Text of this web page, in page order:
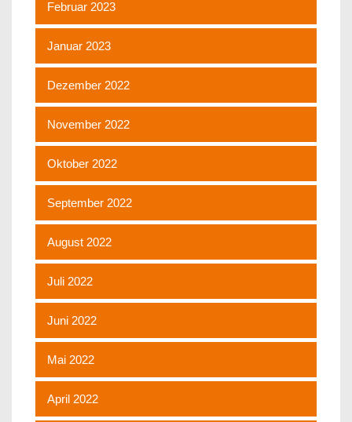
Februar 2023
Januar 2023
Dezember 2022
November 2022
Oktober 2022
September 2022
August 2022
Juli 2022
Juni 2022
Mai 2022
April 2022